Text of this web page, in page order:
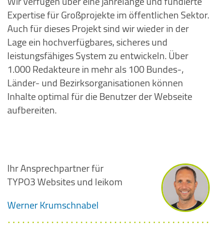
Expertise für Großprojekte im öffentlichen Sektor.
Auch für dieses Projekt sind wir wieder in der
Lage ein hochverfügbares, sicheres und
leistungsfähiges System zu entwickeln. Über
1.000 Redakteure in mehr als 100 Bundes-,
Länder- und Bezirksorganisationen können
Inhalte optimal für die Benutzer der Webseite
aufbereiten.
Ihr Ansprechpartner für
TYPO3 Websites und leikom
WernerKrumschnabel